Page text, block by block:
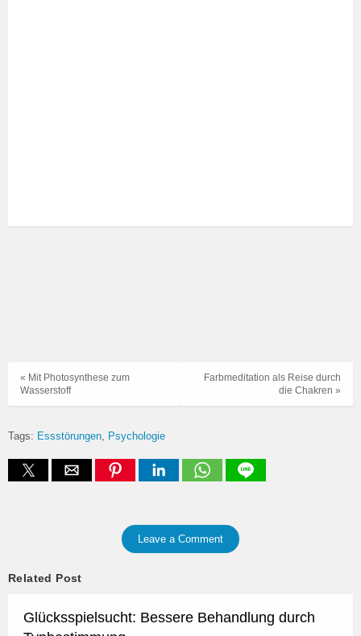
Farbmeditation als Reise durch
die Chakren »
« Mit Photosynthese zum
Wasserstoff
Tags: Essstörungen Psychologie
Leave a Comment
Related Post
Glücksspielsucht: Bessere Behandlung durch